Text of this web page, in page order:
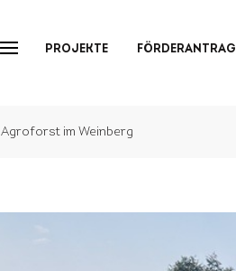
PROJEKTE FÖRDERANTRAG
Agroforst im Weinberg